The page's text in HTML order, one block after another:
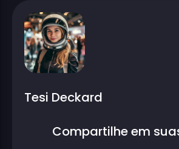
Tesi Deckard
Compartilhe em